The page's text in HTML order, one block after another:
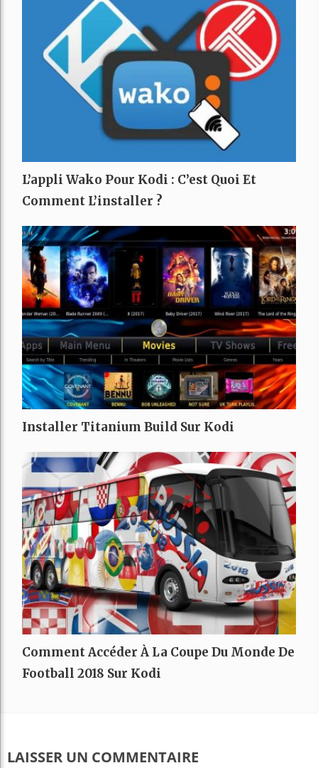
L’appli Wako Pour Kodi : C’est Quoi Et
Comment L’installer ?
Installer Titanium Build Sur Kodi
Comment Accéder À La Coupe Du Monde De
Football 2018 Sur Kodi
LAISSER UN COMMENTAIRE